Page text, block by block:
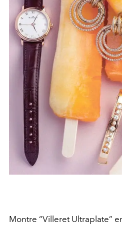
Montre “Villeret Ultraplate”